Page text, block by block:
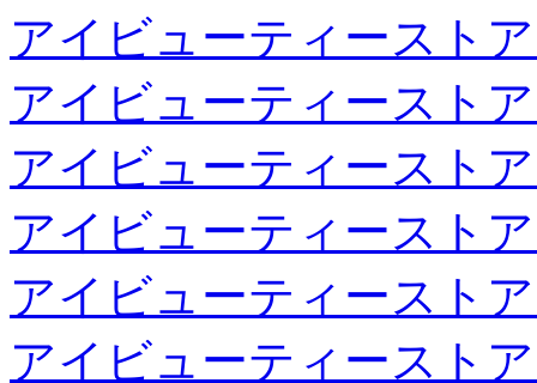
アイビューティースト
アイビューティースト
アイビューティースト
アイビューティースト
アイビューティースト
アイビューティースト